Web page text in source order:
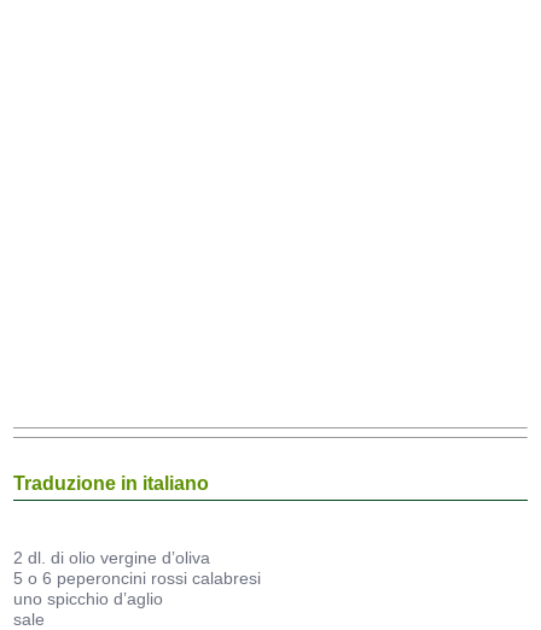
Traduzione in italiano
2 dl. di olio vergine d’oliva
5 o 6 peperoncini rossi calabresi
uno spicchio d’aglio
sale